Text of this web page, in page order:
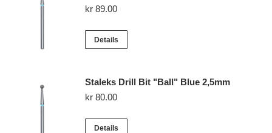
kr 89.00
Details
Staleks Drill Bit "Ball" Blue 2,5mm
kr 80.00
Details